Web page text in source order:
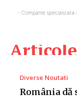
Diverse Noutati
România
- Companie